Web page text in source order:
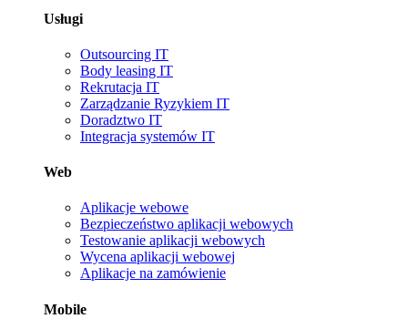
Usługi
Outsourcing IT
Body leasing IT
Rekrutacja IT
Zarządzanie Ryzykiem IT
Doradztwo IT
Integracja systemów IT
Web
Aplikacje webowe
Bezpieczeństwo aplikacji webowych
Testowanie aplikacji webowych
Wycena aplikacji webowej
Aplikacje na zamówienie
Mobile